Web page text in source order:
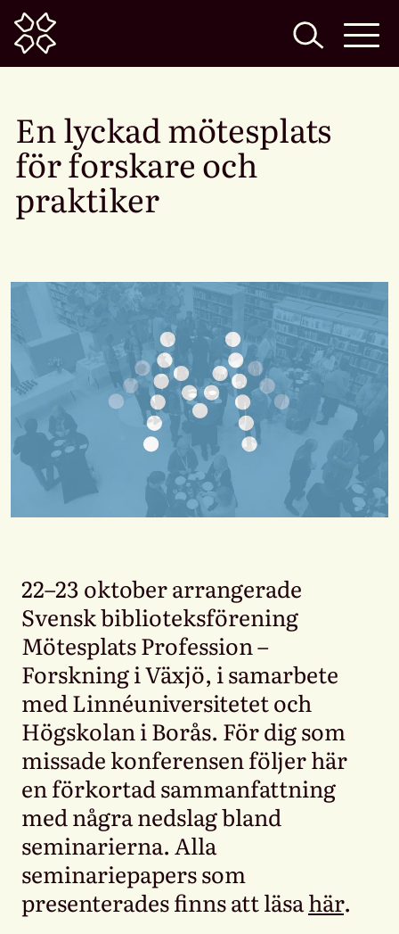
Home
En lyckad mötesplats
för forskare och
praktiker
22–23 oktober arrangerade
Svensk biblioteksförening
Mötesplats Profession –
Forskning i Växjö, i samarbete
med Linnéuniversitetet och
Högskolan i Borås. För dig som
missade konferensen följer här
en förkortad sammanfattning
med några nedslag bland
seminarierna. Alla
seminariepapers som
presenterades finns att läsahär.